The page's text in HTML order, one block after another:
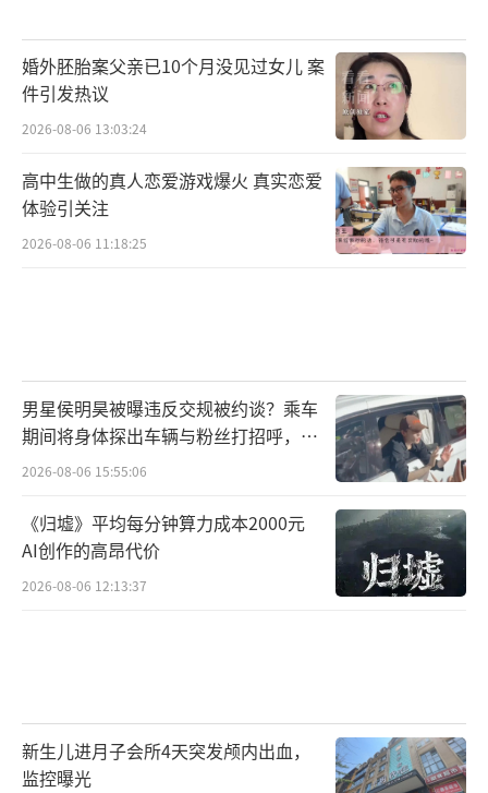
婚外胚胎案父亲已10个月没见过女儿 案
件引发热议
2026-08-06 13:03:24
高中生做的真人恋爱游戏爆火 真实恋爱
体验引关注
2026-08-06 11:18:25
男星侯明昊被曝违反交规被约谈？乘车
期间将身体探出车辆与粉丝打招呼，当
地交警回应
2026-08-06 15:55:06
《归墟》平均每分钟算力成本2000元
AI创作的高昂代价
2026-08-06 12:13:37
新生儿进月子会所4天突发颅内出血，
监控曝光